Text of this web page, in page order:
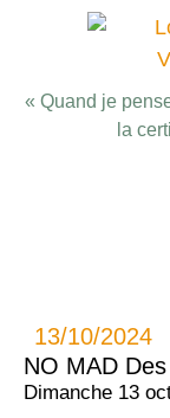
« Quand je
la
13/10/2024
NO MAD
Dimanche 13